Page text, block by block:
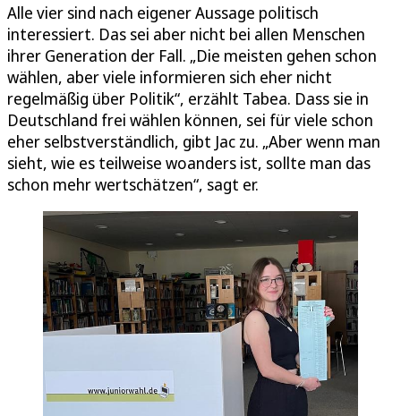
Alle vier sind nach eigener Aussage politisch
interessiert. Das sei aber nicht bei allen Menschen
ihrer Generation der Fall. „Die meisten gehen schon
wählen, aber viele informieren sich eher nicht
regelmäßig über Politik“, erzählt Tabea. Dass sie in
Deutschland frei wählen können, sei für viele schon
eher selbstverständlich, gibt Jac zu. „Aber wenn man
sieht, wie es teilweise woanders ist, sollte man das
schon mehr wertschätzen“, sagt er.